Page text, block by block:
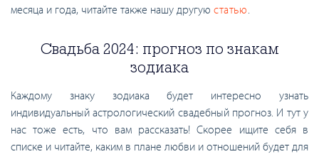
месяца и года, читайте также нашу другую статью
Свадьба 2024: прогноз по знакам
зодиака
Каждому знаку зодиака будет интересно узнать
индивидуальный астрологический свадебный прогноз. И тут у
нас тоже есть, что вам рассказать! Скорее ищите себя в
списке и читайте, каким в плане любви и отношений будет для